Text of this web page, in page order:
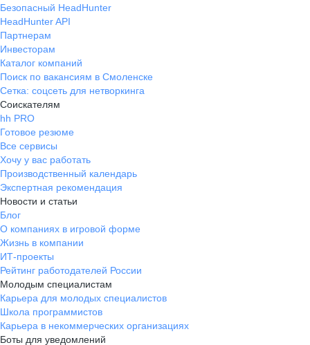
Безопасный HeadHunter
HeadHunter API
Партнерам
Инвесторам
Каталог компаний
Поиск по вакансиям в Смоленске
Сетка: соцсеть для нетворкинга
Соискателям
hh PRO
Готовое резюме
Все сервисы
Хочу у вас работать
Производственный календарь
Экспертная рекомендация
Новости и статьи
Блог
О компаниях в игровой форме
Жизнь в компании
ИТ-проекты
Рейтинг работодателей России
Молодым специалистам
Карьера для молодых специалистов
Школа программистов
Карьера в некоммерческих организациях
Боты для уведомлений